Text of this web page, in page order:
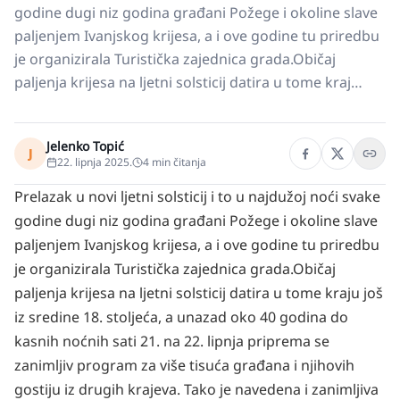
godine dugi niz godina građani Požege i okoline slave
paljenjem Ivanjskog krijesa, a i ove godine tu priredbu
je organizirala Turistička zajednica grada.Običaj
paljenja krijesa na ljetni solsticij datira u tome kraj…
J Jelenko Topić
22. lipnja 2025. 4 min čitanja
Prelazak u novi ljetni solsticij i to u najdužoj noći svake
godine dugi niz godina građani Požege i okoline slave
paljenjem Ivanjskog krijesa, a i ove godine tu priredbu
je organizirala Turistička zajednica grada.Običaj
paljenja krijesa na ljetni solsticij datira u tome kraju još
iz sredine 18. stoljeća, a unazad oko 40 godina do
kasnih noćnih sati 21. na 22. lipnja priprema se
zanimljiv program za više tisuća građana i njihovih
gostiju iz drugih krajeva. Tako je navedena i zanimljiva